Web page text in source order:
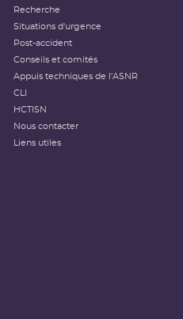
Recherche
Situations d'urgence
Post-accident
Conseils et comités
Appuis techniques de l'ASNR
CLI
HCTISN
Nous contacter
Liens utiles